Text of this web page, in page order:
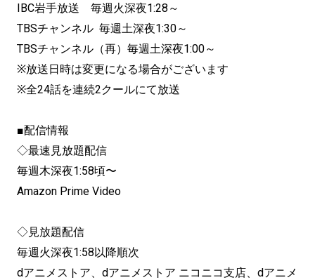
IBC岩手放送 毎週火深夜1:28～
TBSチャンネル 毎週土深夜1:30～
TBSチャンネル（再）毎週土深夜1:00～
※放送日時は変更になる場合がございます
※全24話を連続2クールにて放送
■配信情報
◇最速見放題配信
毎週木深夜1:58頃〜
Amazon Prime Video
◇見放題配信
毎週火深夜1:58以降順次
dアニメストア、dアニメストア ニコニコ支店、dアニメ